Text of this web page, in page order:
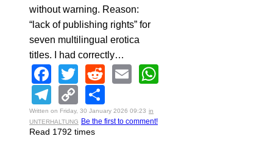
without warning. Reason:
“lack of publishing rights” for
seven multilingual erotica
titles. I had correctly…
Facebook
TwitterReddit
Email
Telegram
Copy
Link
Written on Friday, 30 January 2026 09:23 in
UNTERHALTUNG
Be the first to comment!
Read 1792 times